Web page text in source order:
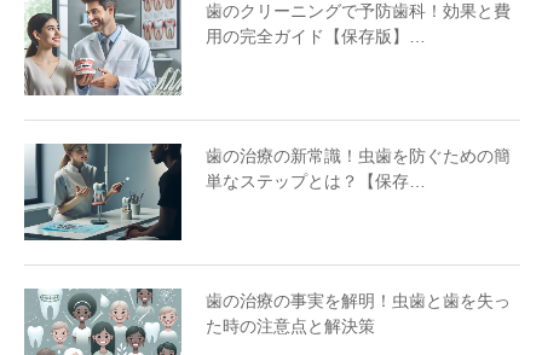
歯のクリーニングで予防歯科！効果と費
用の完全ガイド【保存版】…
歯の治療の新常識！虫歯を防ぐための簡
単なステップとは？【保存…
歯の治療の事実を解明！虫歯と歯を失っ
た時の注意点と解決策